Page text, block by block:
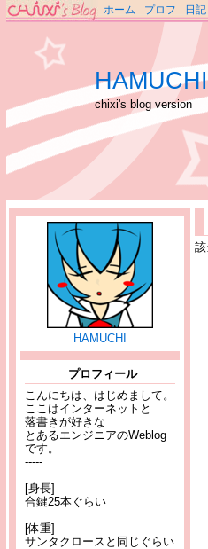
ホーム プロフ 日記
chixi's blog version
HAMUCHI
プロフィール
こんにちは、はじめまして。
ここはインターネットと
落書きが好きな
とあるエンジニアのWeblog
です。
-----
[身長]
合鍵25本ぐらい
[体重]
サンタクロースと同じぐらい
該